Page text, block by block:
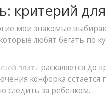
критерий
мои знакомые
любят бегать по
плиты раскаляется до
конфорка
следить за ребенком.